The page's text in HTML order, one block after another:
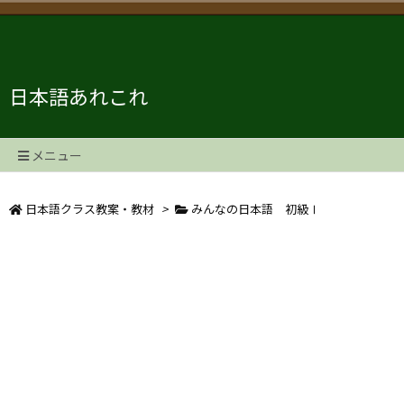
日本語あれこれ
メニュー
日本語クラス教案・教材 > みんなの日本語 初級Ⅰ